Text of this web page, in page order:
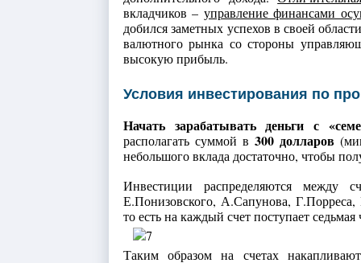
вкладчиков – управление финансами
добился заметных успехов в своей
валютного рынка со стороны
высокую прибыль.
Условия инвестирования по
Начать зарабатывать деньги с
располагать суммой в 300 долларов
небольшого вклада достаточно, чтобы
Инвестиции распределяются между
Е.Понизовского, А.Сапунова,
то есть на каждый счет поступает
Таким образом на счетах